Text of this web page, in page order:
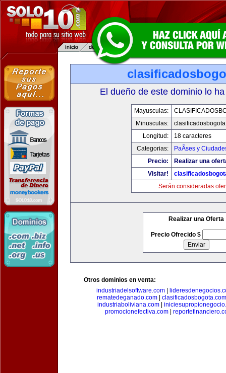
El dueño de este dominio lo
Mayusculas:
Minusculas:
Longitud:
18 caracteres
Categorias:
PaÃ­ses y
Precio:
Realizar una
Visitar!
Serán consideradas
Realizar una Oferta
Precio Ofrecido $
Otros dominios en venta:
industriadelsoftware.com
rematedeganado.com| clasificadosbogota.com
industriaboliviana.com|
promocionefectiva.com